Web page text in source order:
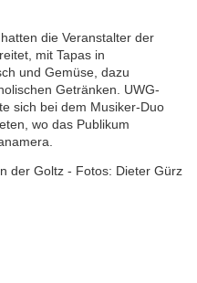
die Veranstalter der
mit Tapas in
und Gemüse, dazu
Getränken. UWG-
sich bei dem Musiker-Duo
wo das Publikum
der Goltz - Fotos: Dieter Gürz